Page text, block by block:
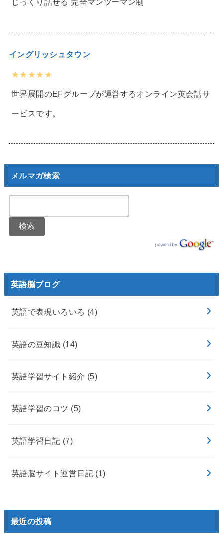
じっくり話せる 完全マンツーマン制
イングリッシュタウン
★★★★★
世界展開のEFグループが運営するオンライン英会話サ
ービスです。
メルマガ検索
英語脳ブログ
英語で表現いろいろ (4)
英語の豆知識 (14)
英語学習サイト紹介 (5)
英語学習のコツ (5)
英語学習日記 (7)
英語脳サイト運営日記 (1)
最近の投稿